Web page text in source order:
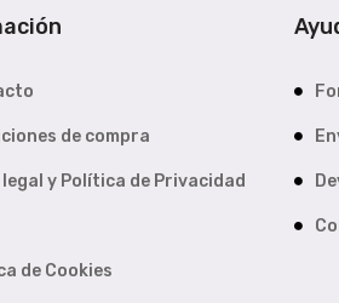
de compra
y Política de Privacidad
de Cookies